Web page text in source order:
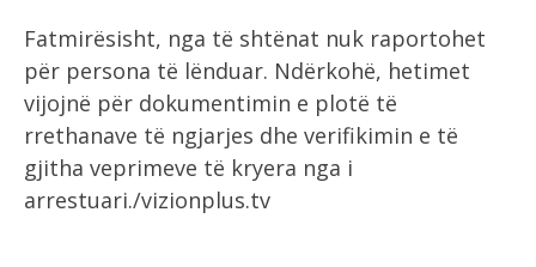
Fatmirësisht, nga të shtënat nuk raportohet
për persona të lënduar. Ndërkohë, hetimet
vijojnë për dokumentimin e plotë të
rrethanave të ngjarjes dhe verifikimin e të
gjitha veprimeve të kryera nga i
arrestuari./vizionplus.tv